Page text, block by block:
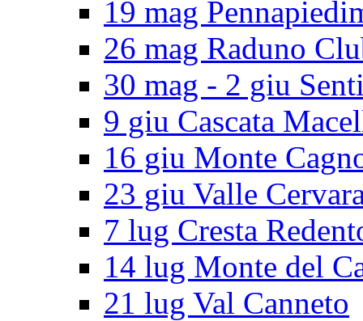
19 mag
26 mag Raduno
30 mag - 2 giu
9 giu Cascata
16 giu Monte
23 giu Valle
7 lug Cresta
14 lug Monte del
21 lug Val Canneto